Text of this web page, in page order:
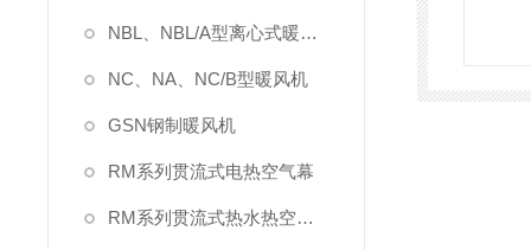
NBL、NBL/A型离心式暖风机
NC、NA、NC/B型暖风机
GSN钢制暖风机
RM系列贯流式电热空气幕
RM系列贯流式热水热空气风幕